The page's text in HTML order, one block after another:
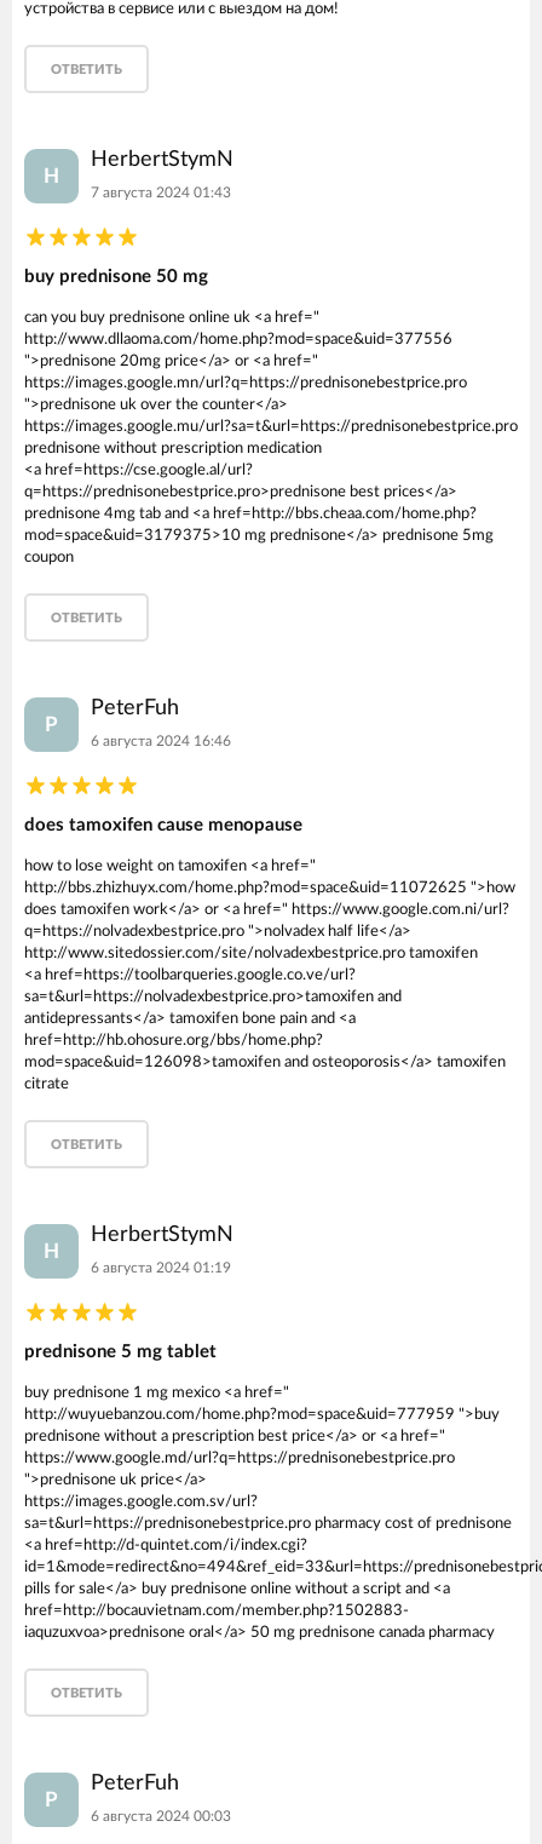
устройства в сервисе или с выездом на дом!
ОТВЕТИТЬ
H
HerbertStymN
7 августа 2024 01:43
buy prednisone 50 mg
can you buy prednisone online uk <a href="
http://www.dllaoma.com/home.php?mod=space&uid=377556
">prednisone 20mg price</a> or <a href="
https://images.google.mn/url?q=https://prednisonebestprice.pro
">prednisone uk over the counter</a>
https://images.google.mu/url?sa=t&url=https://prednisonebestprice.pro
prednisone without prescription medication
<a href=https://cse.google.al/url?
q=https://prednisonebestprice.pro>prednisone best prices</a>
prednisone 4mg tab and <a href=http://bbs.cheaa.com/home.php?
mod=space&uid=3179375>10 mg prednisone</a> prednisone 5mg
coupon
ОТВЕТИТЬ
P
PeterFuh
6 августа 2024 16:46
does tamoxifen cause menopause
how to lose weight on tamoxifen <a href="
http://bbs.zhizhuyx.com/home.php?mod=space&uid=11072625 ">how
does tamoxifen work</a> or <a href=" https://www.google.com.ni/url?
q=https://nolvadexbestprice.pro ">nolvadex half life</a>
http://www.sitedossier.com/site/nolvadexbestprice.pro tamoxifen
<a href=https://toolbarqueries.google.co.ve/url?
sa=t&url=https://nolvadexbestprice.pro>tamoxifen and
antidepressants</a> tamoxifen bone pain and <a
href=http://hb.ohosure.org/bbs/home.php?
mod=space&uid=126098>tamoxifen and osteoporosis</a> tamoxifen
citrate
ОТВЕТИТЬ
H
HerbertStymN
6 августа 2024 01:19
prednisone 5 mg tablet
buy prednisone 1 mg mexico <a href="
http://wuyuebanzou.com/home.php?mod=space&uid=777959 ">buy
prednisone without a prescription best price</a> or <a href="
https://www.google.md/url?q=https://prednisonebestprice.pro
">prednisone uk price</a>
https://images.google.com.sv/url?
sa=t&url=https://prednisonebestprice.pro pharmacy cost of prednisone
<a href=http://d-quintet.com/i/index.cgi?
id=1&mode=redirect&no=494&ref_eid=33&url=https://
pills for sale</a> buy prednisone online without a script and <a
href=http://bocauvietnam.com/member.php?1502883-
iaquzuxvoa>prednisone oral</a> 50 mg prednisone canada pharmacy
ОТВЕТИТЬ
P
PeterFuh
6 августа 2024 00:03